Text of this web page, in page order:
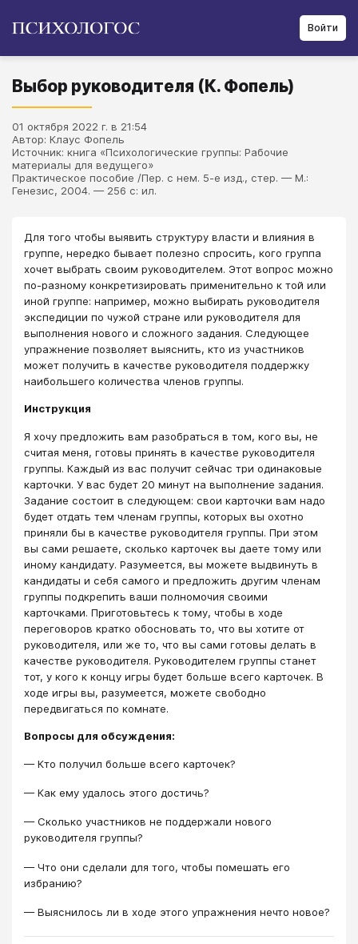
Войти
Выбор руководителя (К. Фопель)
01 октября 2022 г. в 21:54
Автор: Клаус Фопель
Источник: книга «Психологические группы: Рабочие
материалы для ведущего»
Практическое пособие /Пер. с нем. 5-е изд., стер. — М.:
Генезис, 2004. — 256 с: ил.
Для того чтобы выявить структуру власти и влияния в
группе, нередко бывает полезно спросить, кого группа
хочет выбрать своим руководителем. Этот вопрос можно
по-разному конкретизировать применительно к той или
иной группе: например, можно выбирать руководителя
экспедиции по чужой стране или руководителя для
выполнения нового и сложного задания. Следующее
упражнение позволяет выяснить, кто из участников
может получить в качестве руководителя поддержку
наибольшего количества членов группы.
Инструкция
Я хочу предложить вам разобраться в том, кого вы, не
считая меня, готовы принять в качестве руководителя
группы. Каждый из вас получит сейчас три одинаковые
карточки. У вас будет 20 минут на выполнение задания.
Задание состоит в следующем: свои карточки вам надо
будет отдать тем членам группы, которых вы охотно
приняли бы в качестве руководителя группы. При этом
вы сами решаете, сколько карточек вы даете тому или
иному кандидату. Разумеется, вы можете выдвинуть в
кандидаты и себя самого и предложить другим членам
группы подкрепить ваши полномочия своими
карточками. Приготовьтесь к тому, чтобы в ходе
переговоров кратко обосновать то, что вы хотите от
руководителя, или же то, что вы сами готовы делать в
качестве руководителя. Руководителем группы станет
тот, у кого к концу игры будет больше всего карточек. В
ходе игры вы, разумеется, можете свободно
передвигаться по комнате.
Вопросы для обсуждения:
— Кто получил больше всего карточек?
— Как ему удалось этого достичь?
— Сколько участников не поддержали нового
руководителя группы?
— Что они сделали для того, чтобы помешать его
избранию?
— Выяснилось ли в ходе этого упражнения нечто новое?